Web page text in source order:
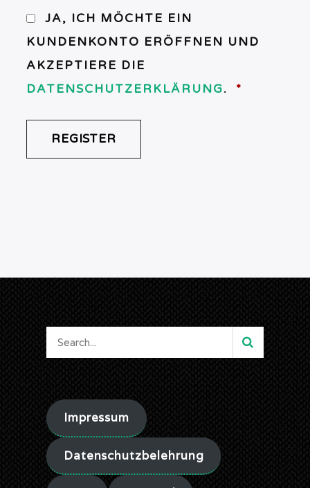
JA, ICH MÖCHTE EIN
KUNDENKONTO ERÖFFNEN UND
AKZEPTIERE DIE
DATENSCHUTZERKLÄRUNG. *
Impressum
Datenschutzbelehrung